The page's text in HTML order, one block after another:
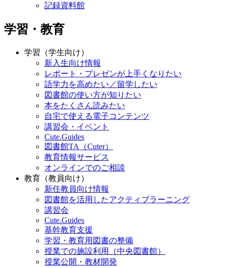
記録資料館
学習・教育
学習（学生向け）
新入生向け情報
レポート・プレゼンが上手くなりたい
語学力を高めたい／留学したい
図書館の使い方が知りたい
本をたくさん読みたい
自宅で使える電子コンテンツ
講習会・イベント
Cute.Guides
図書館TA（Cuter）
教育情報サービス
オンラインでのご相談
教育（教員向け）
新任教員向け情報
図書館を活用したアクティブラーニング
講習会
Cute.Guides
基幹教育支援
学習・教育用図書の整備
授業での施設利用（中央図書館）
授業公開・教材開発